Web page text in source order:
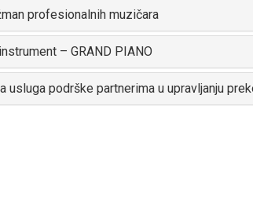
profesionalnih muzičara
– GRAND PIANO
usluga podrške partnerima u upravljanju